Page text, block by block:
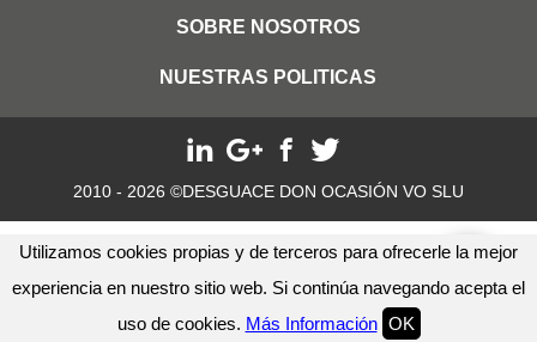
Utilizamos cookies propias y de terceros para ofrecerle la mejor
experiencia en nuestro sitio web. Si continúa navegando acepta el
uso de cookies. Más Información OK
SOBRE NOSOTROS
NUESTRAS POLITICAS
2010 - 2026 ©DESGUACE DON OCASIÓN VO SLU